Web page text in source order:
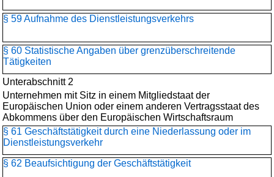
§ 59 Aufnahme des Dienstleistungsverkehrs
§ 60 Statistische Angaben über grenzüberschreitende
Tätigkeiten
Unterabschnitt 2
Unternehmen mit Sitz in einem Mitgliedstaat der
Europäischen Union oder einem anderen Vertragsstaat des
Abkommens über den Europäischen Wirtschaftsraum
§ 61 Geschäftstätigkeit durch eine Niederlassung oder im
Dienstleistungsverkehr
§ 62 Beaufsichtigung der Geschäftstätigkeit